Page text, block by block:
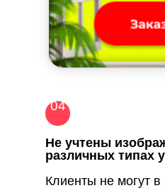
Не учтены
различных типах
Клиенты не могут
04
баннеры